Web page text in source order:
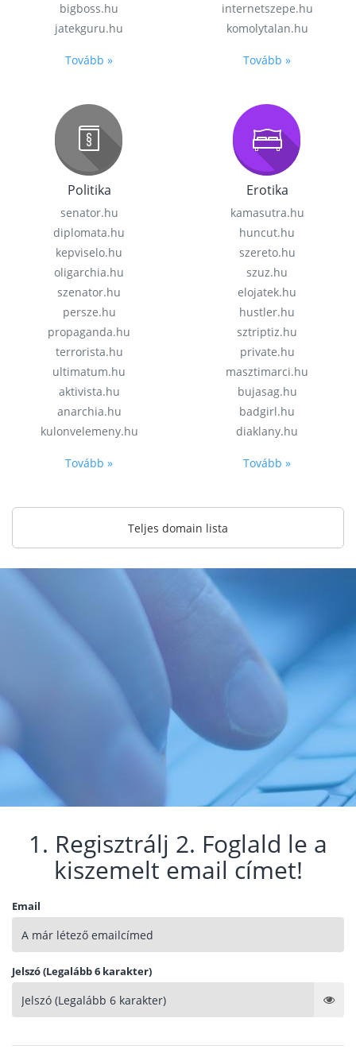
bigboss.hu
jatekguru.hu
Tovább »
internetszepe.hu
komolytalan.hu
Tovább »
Politika
senator.hu
diplomata.hu
kepviselo.hu
oligarchia.hu
szenator.hu
persze.hu
propaganda.hu
terrorista.hu
ultimatum.hu
aktivista.hu
anarchia.hu
kulonvelemeny.hu
Tovább »
Erotika
kamasutra.hu
huncut.hu
szereto.hu
szuz.hu
elojatek.hu
hustler.hu
sztriptiz.hu
private.hu
masztimarci.hu
bujasag.hu
badgirl.hu
diaklany.hu
Tovább »
Teljes domain lista
1. Regisztrálj 2. Foglald le a
kiszemelt email címet!
Email
Jelszó (Legalább 6 karakter)